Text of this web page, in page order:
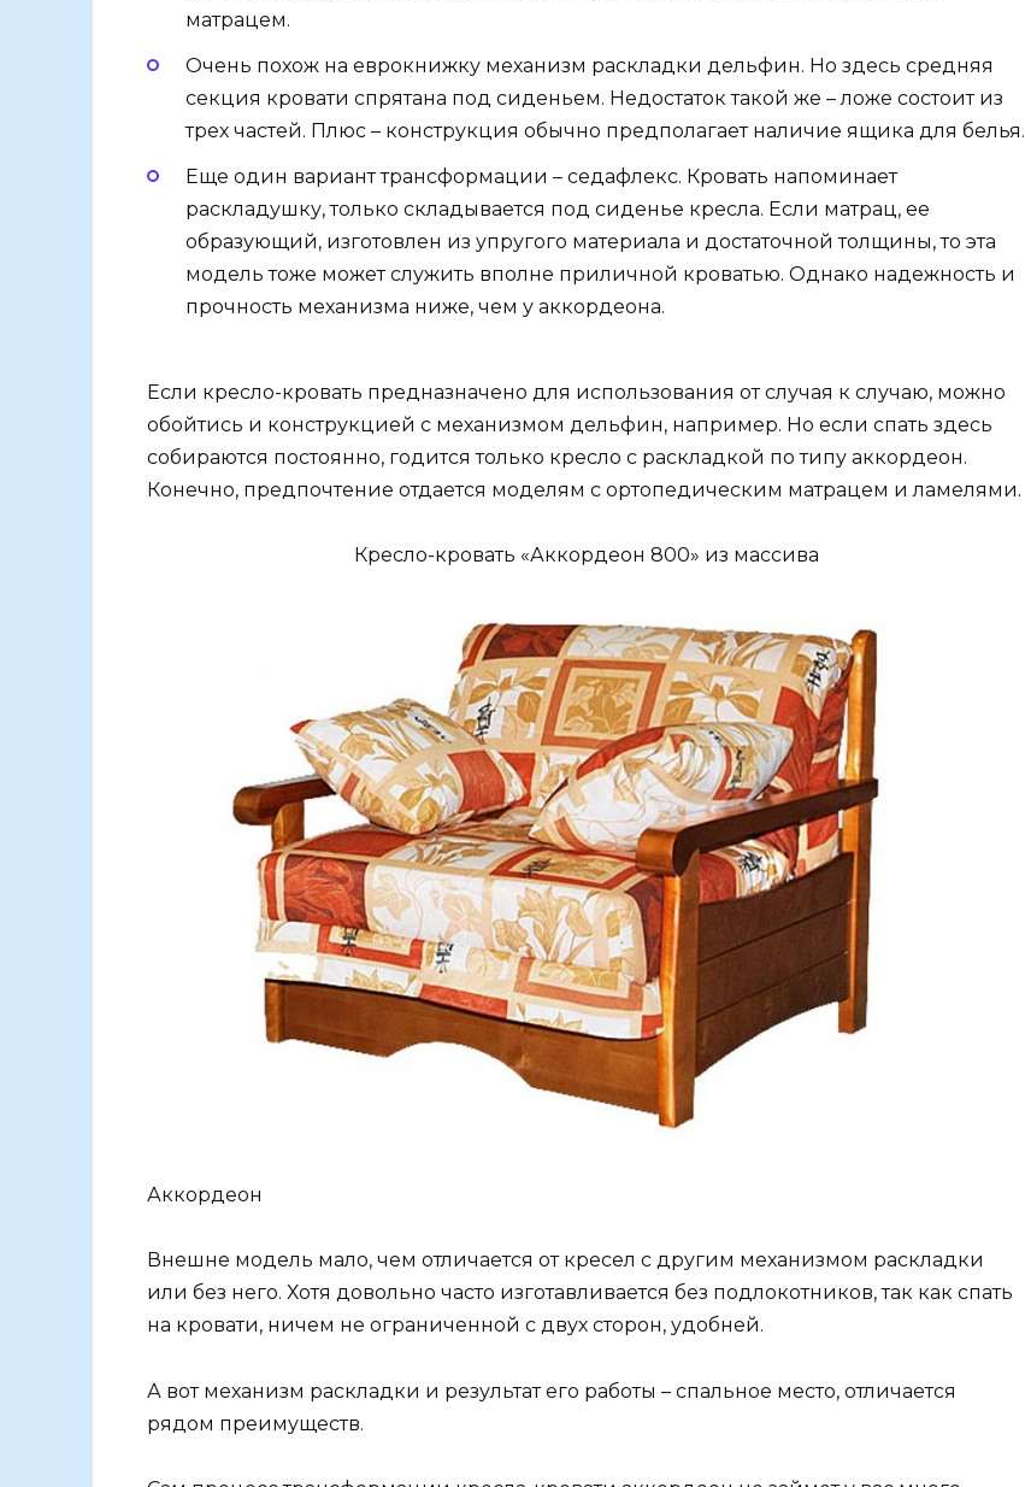
матрацем.
Очень похож на еврокнижку механизм раскладки дельфин. Но здесь средняя
секция кровати спрятана под сиденьем. Недостаток такой же – ложе состоит из
трех частей. Плюс – конструкция обычно предполагает наличие ящика для белья.
Еще один вариант трансформации – седафлекс. Кровать напоминает
раскладушку, только складывается под сиденье кресла. Если матрац, ее
образующий, изготовлен из упругого материала и достаточной толщины, то эта
модель тоже может служить вполне приличной кроватью. Однако надежность и
прочность механизма ниже, чем у аккордеона.
Если кресло-кровать предназначено для использования от случая к случаю, можно
обойтись и конструкцией с механизмом дельфин, например. Но если спать здесь
собираются постоянно, годится только кресло с раскладкой по типу аккордеон.
Конечно, предпочтение отдается моделям с ортопедическим матрацем и ламелями.
Кресло-кровать «Аккордеон 800» из массива
Аккордеон
Внешне модель мало, чем отличается от кресел с другим механизмом раскладки
или без него. Хотя довольно часто изготавливается без подлокотников, так как спать
на кровати, ничем не ограниченной с двух сторон, удобней.
А вот механизм раскладки и результат его работы – спальное место, отличается
рядом преимуществ.